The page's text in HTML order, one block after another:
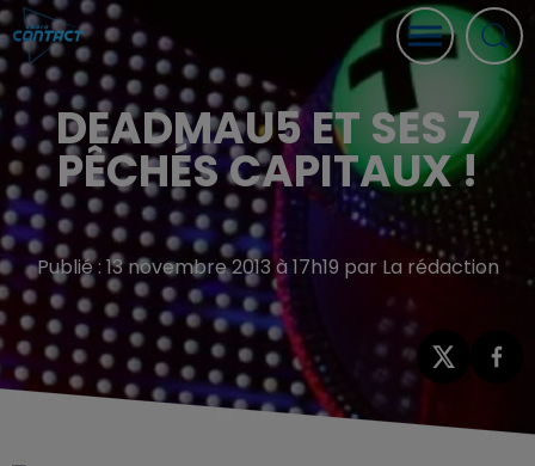
DEADMAU5 ET SES 7
PÊCHÉS CAPITAUX !
Publié : 13 novembre 2013 à 17h19 par La rédaction